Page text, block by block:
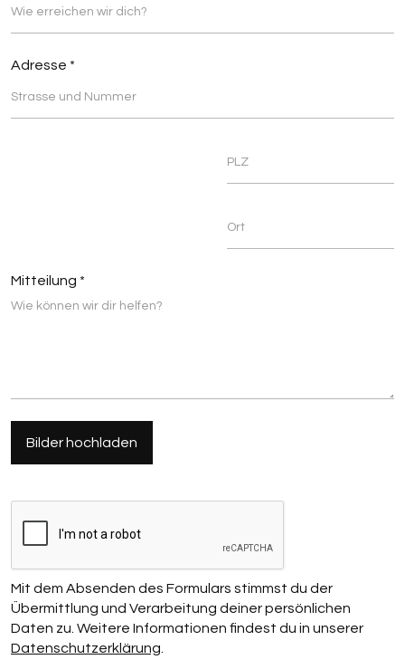
Adresse *
Mitteilung *
Bilder hochladen
Mit dem Absenden des Formulars stimmst du der
Übermittlung und Verarbeitung deiner persönlichen
Daten zu. Weitere Informationen findest du in unserer
Datenschutzerklärung